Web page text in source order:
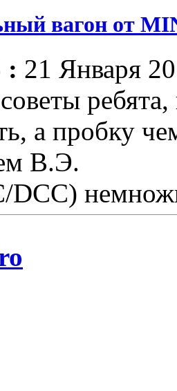
вагон от
: 21 Января
а пробку
В.Э.
DCC)